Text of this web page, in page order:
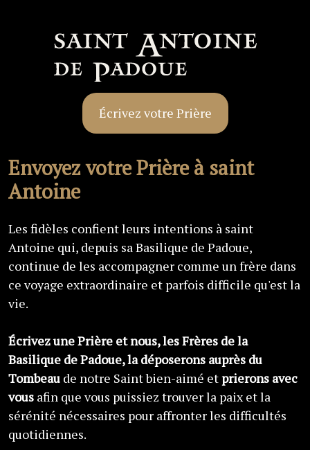
Écrivez votre Prière
Envoyez votre Prière à saint
Antoine
Les fidèles confient leurs intentions à saint
Antoine qui, depuis sa Basilique de Padoue,
continue de les accompagner comme un frère dans
ce voyage extraordinaire et parfois difficile qu'est la
vie.
Écrivez une Prière et nous, les Frères de la
Basilique de Padoue, la déposerons auprès du
Tombeau de notre Saint bien-aimé etprierons avec
vous afin que vous puissiez trouver la paix et la
sérénité nécessaires pour affronter les difficultés
quotidiennes.